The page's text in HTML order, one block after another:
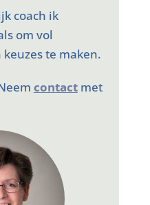
coach ik
om vol
te maken.
contact met